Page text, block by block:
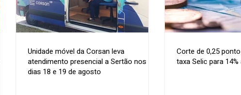
Unidade móvel da Corsan leva
atendimento presencial a Sertão nos
dias 18 e 19 de agosto
Corte de 0,25
taxa Selic para